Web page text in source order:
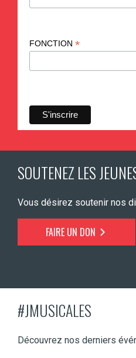
FONCTION *
SOUTENEZ LES
Vous désirez soutenir nos
FAIRE UN DON
#JMUSICALES
Découvrez nos derniers